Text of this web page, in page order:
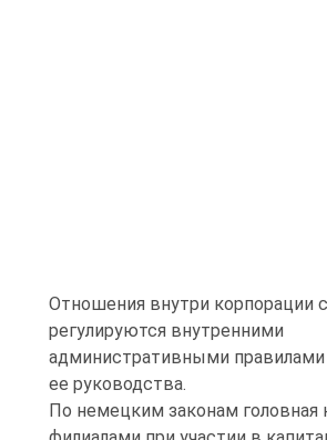
Отношения внутри корпорации
регулируются внутренними
административными
ее руководства.
По немецким законам головная